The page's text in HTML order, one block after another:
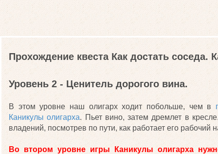
Прохождение квеста Как достать соседа.
Уровень 2 - Ценитель дорогого вина.
В этом уровне наш олигарх ходит побольше, чем в
Каникулы олигарха. Пьет вино, затем дремлет в
владений, посмотрев по пути, как работает его рабочий
Во втором уровне игры Каникулы олигарха